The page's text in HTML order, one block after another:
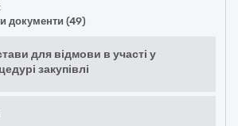
документи (49)
для відмови в участі у
закупівлі